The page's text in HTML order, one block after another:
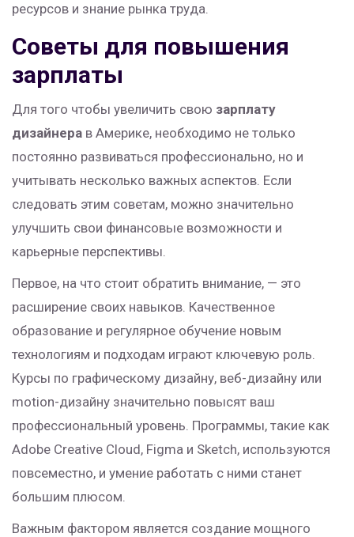
ресурсов и знание рынка труда.
Советы для повышения
зарплаты
Для того чтобы увеличить свою зарплату
дизайнера в Америке, необходимо не только
постоянно развиваться профессионально, но и
учитывать несколько важных аспектов. Если
следовать этим советам, можно значительно
улучшить свои финансовые возможности и
карьерные перспективы.
Первое, на что стоит обратить внимание, — это
расширение своих навыков. Качественное
образование и регулярное обучение новым
технологиям и подходам играют ключевую роль.
Курсы по графическому дизайну, веб-дизайну или
motion-дизайну значительно повысят ваш
профессиональный уровень. Программы, такие как
Adobe Creative Cloud, Figma и Sketch, используются
повсеместно, и умение работать с ними станет
большим плюсом.
Важным фактором является создание мощного